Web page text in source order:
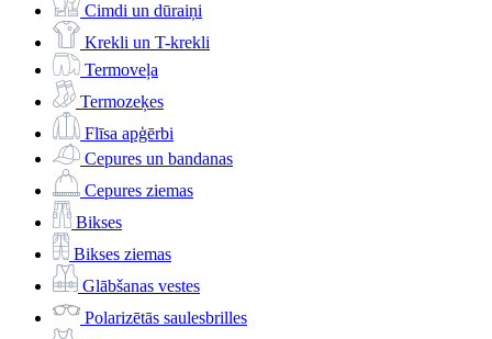
Cimdi un dūraiņi
Krekli un T-krekli
Termoveļa
Termozeķes
Flīsa apģērbi
Cepures un bandanas
Cepures ziemas
Bikses
Bikses ziemas
Glābšanas vestes
Polarizētās saulesbrilles